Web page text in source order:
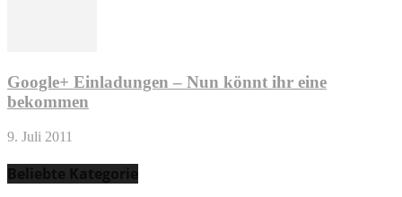
Google+ Einladungen – Nun könnt ihr eine
bekommen
9. Juli 2011
Beliebte Kategorie